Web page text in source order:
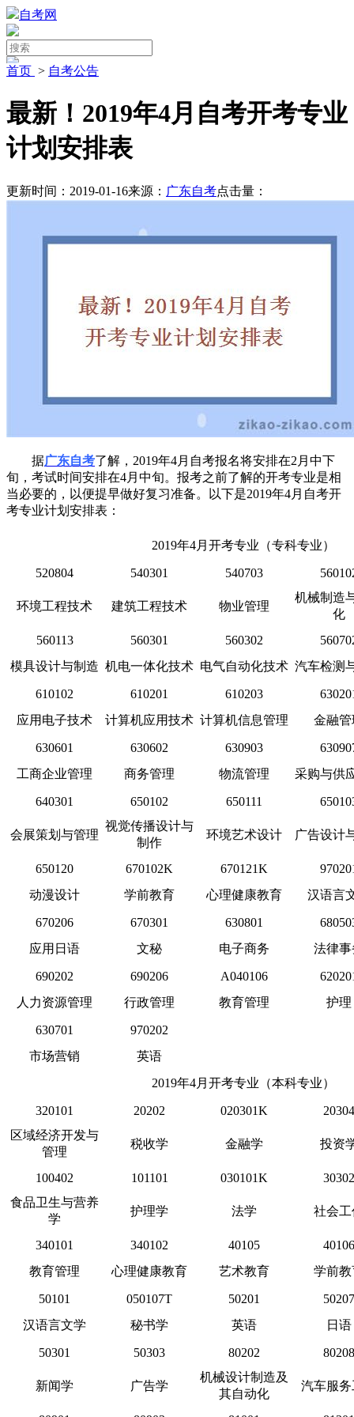
自考网
首页 > 自考公告
最新！2019年4月自考开考专业
计划安排表
更新时间：2019-01-16来源： 广东自考点击量：
据广东自考了解，2019年4月自考报名将安排在2月中下
旬，考试时间安排在4月中旬。报考之前了解的开考专业是相
当必要的，以便提早做好复习准备。以下是2019年4月自考开
考专业计划安排表：
2019年4月开考专业（专科专业）
520804 540301 540703
环境工程技术 建筑工程技术 物业管理
机械制造
化
560113
560301 560302
模具设计与制造 机电一体化技术 电气自动化技术 汽车检测
610102 610201 610203
应用电子技术
计算机应用技术 计算机信息管理 金融管
630601 630602 630903
工商企业管理
商务管理 物流管理 采购与供
640301 650102 650111
会展策划与管理
视觉传播设计与
制作
环境艺术设计 广告设计
650120 670102K 670121K
动漫设计
学前教育 心理健康教育 汉语言
670206 670301 630801
应用日语
文秘 电子商务 法律事
690202 690206 A040106
人力资源管理
行政管理 教育管理 护理
630701
970202
市场营销
英语
2019年4月开考专业（本科专业）
320101 20202 020301K
20304
区域经济开发与
管理
税收学 金融学 投资
100402 101101 030101K
30302
食品卫生与营养
学
护理学 法学 社会工
340101 340102 40105
40106
教育管理
心理健康教育 艺术教育 学前教
50101 050107T 50201
50207
汉语言文学
秘书学 英语 日语
50301 50303 80202 80208
新闻学 广告学
机械设计制造及
其自动化
汽车服务